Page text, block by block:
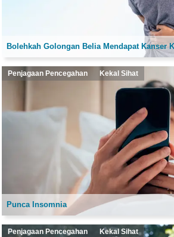
Bolehkah Golongan Belia Mendapat Kanser
Penjagaan Pencegahan Kekal Sihat
Punca Insomnia
Penjagaan Pencegahan Kekal Sihat